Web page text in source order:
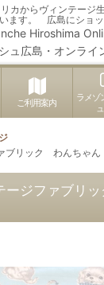
カからヴィンテージ
ます。 広島にショッ
Hiroshima
ュ広島・オンライ
ご利用案内
ラメゾ
ブリック わんちゃん
ジファブリ